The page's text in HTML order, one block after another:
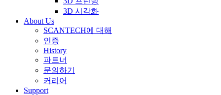
3D 시각화
About Us
SCANTECH에 대해
인증
History
파트너
문의하기
커리어
Support